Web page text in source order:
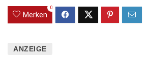
Merken
0
ANZEIGE